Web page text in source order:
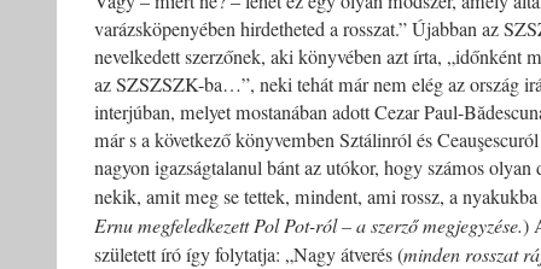
varázsköpenyében hirdetheted a rosszat.” Újabban az
nevelkedett szerzőnek, aki könyvében azt írta, „időnként
az SZSZSZK-ba…”, neki tehát már nem elég az ország
interjúban, melyet mostanában adott Cezar Paul-
már s a következő könyvemben Sztálinról és
nagyon igazságtalanul bánt az utókor, hogy számos
nekik, amit meg se tettek, mindent, ami rossz, a
Ernu megfeledkezett Pol Pot-ról – a szerző megjegyzése.)
született író így folytatja: „Nagy átverés (minden rosszat